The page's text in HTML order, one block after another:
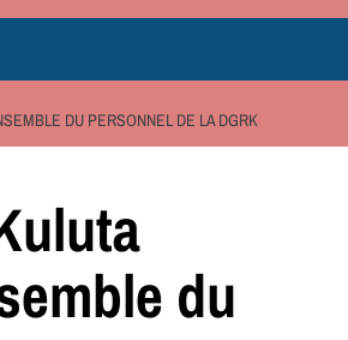
DU PERSONNEL DE LA DGRK
du